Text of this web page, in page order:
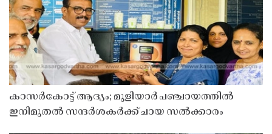
കാസർകോട്ട് ആദ്യം; മുളിയാർ പഞ്ചായത്തിൽ
ഇനിമുതൽ സന്ദർശകർക്ക് ചായ സൽക്കാരം